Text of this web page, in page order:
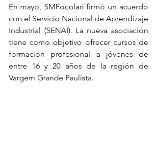
En mayo, SMFocolari firmó un acuerdo
con el Servicio Nacional de Aprendizaje
Industrial (SENAI). La nueva asociación
tiene como objetivo ofrecer cursos de
formación profesional a jóvenes de
entre 16 y 20 años de la región de
Vargem Grande Paulista.